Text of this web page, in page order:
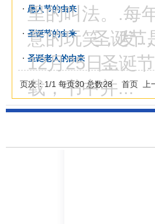
里的叫法。...
愚人节的由来
每年4
意的玩笑，发...
圣诞节的由来
圣诞节
12月25日...
圣诞老人的由来
圣诞
载，书中并...
页次：1/1 每页30 总数28 首页